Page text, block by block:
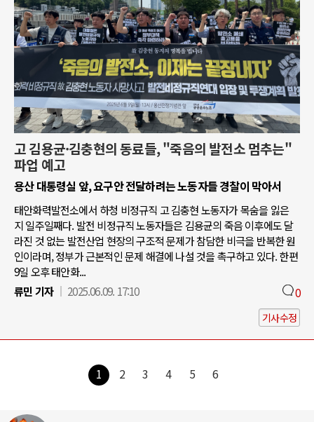
고 김용균·김충현의 동료들, "죽음의 발전소 멈추는"
파업 예고
용산 대통령실 앞, 요구안 전달하려는 노동자들 경찰이 막아서
태안화력발전소에서 하청 비정규직 고 김충현 노동자가 목숨을 잃은
지 일주일째다. 발전 비정규직 노동자들은 김용균의 죽음 이후에도 달
라진 것 없는 발전산업 현장의 구조적 문제가 참담한 비극을 반복한 원
인이라며, 정부가 근본적인 문제 해결에 나설 것을 촉구하고 있다. 한편
9일 오후 태안화...
류민 기자
2025.06.09. 17:10 0
기사수정
1 2 3 4 5 6